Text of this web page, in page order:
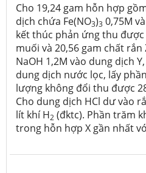
Cho 19,24 gam hỗn hợp
dịch chứa Fe(NO3)3 0,75M
kết thúc phản ứng thu
muối và 20,56 gam chất
NaOH 1,2M vào dung dịch
dung dịch nước lọc, lấy
lượng không đổi thu được
Cho dung dịch HCl dư vào
lít khí H2 (đktc). Phần trăm
trong hỗn hợp X gần nhất